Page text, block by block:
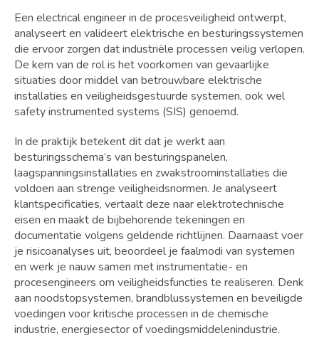
Een electrical engineer in de procesveiligheid ontwerpt,
analyseert en valideert elektrische en besturingssystemen
die ervoor zorgen dat industriële processen veilig verlopen.
De kern van de rol is het voorkomen van gevaarlijke
situaties door middel van betrouwbare elektrische
installaties en veiligheidsgestuurde systemen, ook wel
safety instrumented systems (SIS) genoemd.
In de praktijk betekent dit dat je werkt aan
besturingsschema’s van besturingspanelen,
laagspanningsinstallaties en zwakstroominstallaties die
voldoen aan strenge veiligheidsnormen. Je analyseert
klantspecificaties, vertaalt deze naar elektrotechnische
eisen en maakt de bijbehorende tekeningen en
documentatie volgens geldende richtlijnen. Daarnaast voer
je risicoanalyses uit, beoordeel je faalmodi van systemen
en werk je nauw samen met instrumentatie- en
procesengineers om veiligheidsfuncties te realiseren. Denk
aan noodstopsystemen, brandblussystemen en beveiligde
voedingen voor kritische processen in de chemische
industrie, energiesector of voedingsmiddelenindustrie.